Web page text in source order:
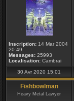
Inscription: 14 Mar 2004
20:49
Messages: 25993
Localisation: Cambrai
30 Avr 2020 15:01
Fishbowlman
Heavy Metal Lawyer